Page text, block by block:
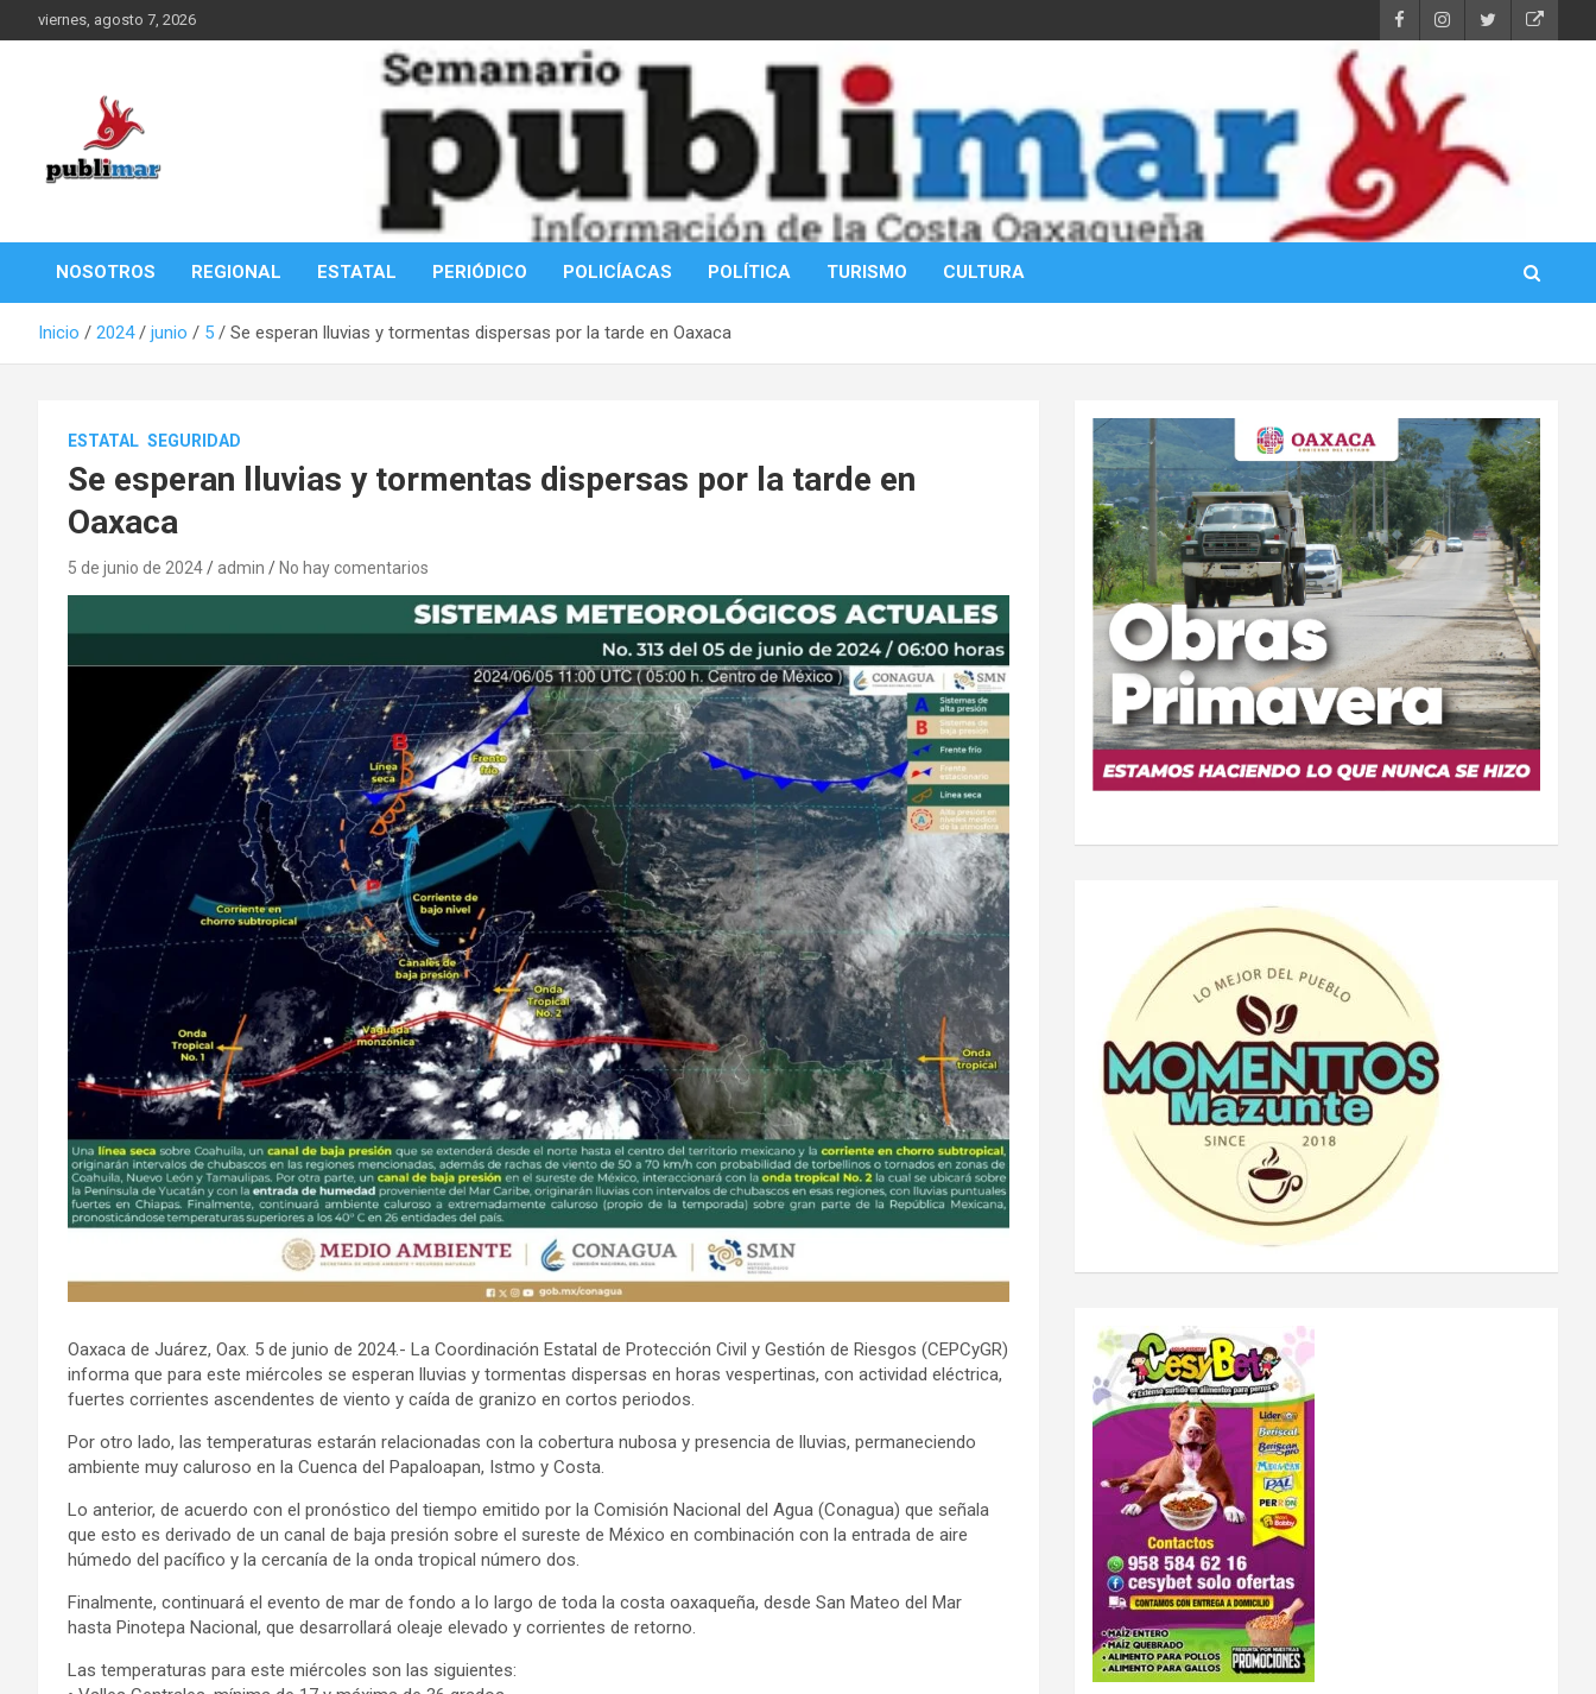
al
viernes, agosto 7, 2026
PubliMar
NOSOTROS REGIONAL ESTATAL PERIÓDICO POLICÍACAS POLÍTICA TURISMO CULTURA
Inicio 2024 junio 5 Se esperan lluvias y tormentas dispersas por la tarde en Oaxaca
ESTATAL SEGURIDAD
Se esperan lluvias y tormentas dispersas por la tarde en
Oaxaca
5 de junio de 2024 admin No hay comentarios
Oaxaca de Juárez, Oax. 5 de junio de 2024.- La Coordinación Estatal de Protección Civil y Gestión de Riesgos (CEPCyGR)
informa que para este miércoles se esperan lluvias y tormentas dispersas en horas vespertinas, con actividad eléctrica,
fuertes corrientes ascendentes de viento y caída de granizo en cortos periodos.
Por otro lado, las temperaturas estarán relacionadas con la cobertura nubosa y presencia de lluvias, permaneciendo
ambiente muy caluroso en la Cuenca del Papaloapan, Istmo y Costa.
Lo anterior, de acuerdo con el pronóstico del tiempo emitido por la Comisión Nacional del Agua (Conagua) que señala
que esto es derivado de un canal de baja presión sobre el sureste de México en combinación con la entrada de aire
húmedo del pacífico y la cercanía de la onda tropical número dos.
Finalmente, continuará el evento de mar de fondo a lo largo de toda la costa oaxaqueña, desde San Mateo del Mar
hasta Pinotepa Nacional, que desarrollará oleaje elevado y corrientes de retorno.
Las temperaturas para este miércoles son las siguientes: